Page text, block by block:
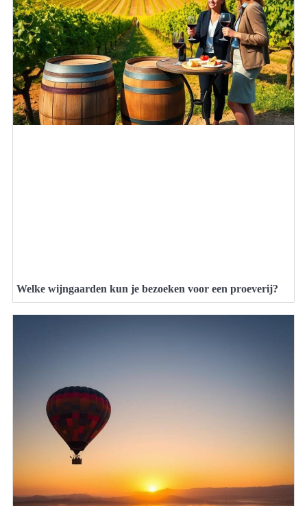
Welke wijngaarden kun je bezoeken voor een proeverij?